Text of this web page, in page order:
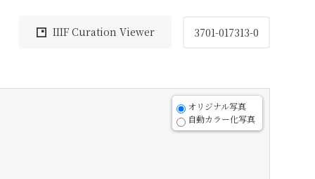
IIIF Curation Viewer 3701-017313-0
オリジナル写真
自動カラー化写真